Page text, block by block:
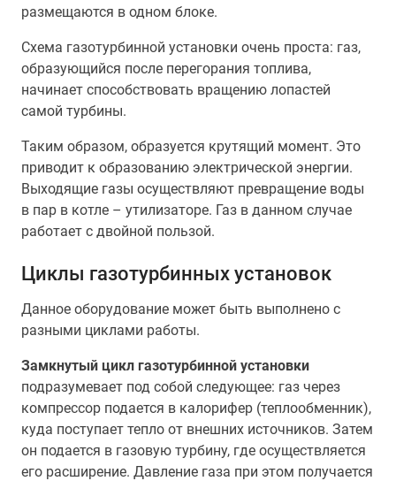
размещаются в одном блоке.
Схема газотурбинной установки очень проста: газ,
образующийся после перегорания топлива,
начинает способствовать вращению лопастей
самой турбины.
Таким образом, образуется крутящий момент. Это
приводит к образованию электрической энергии.
Выходящие газы осуществляют превращение воды
в пар в котле – утилизаторе. Газ в данном случае
работает с двойной пользой.
Циклы газотурбинных установок
Данное оборудование может быть выполнено с
разными циклами работы.
Замкнутый цикл газотурбинной установки
подразумевает под собой следующее: газ через
компрессор подается в калорифер (теплообменник),
куда поступает тепло от внешних источников. Затем
он подается в газовую турбину, где осуществляется
его расширение. Давление газа при этом получается